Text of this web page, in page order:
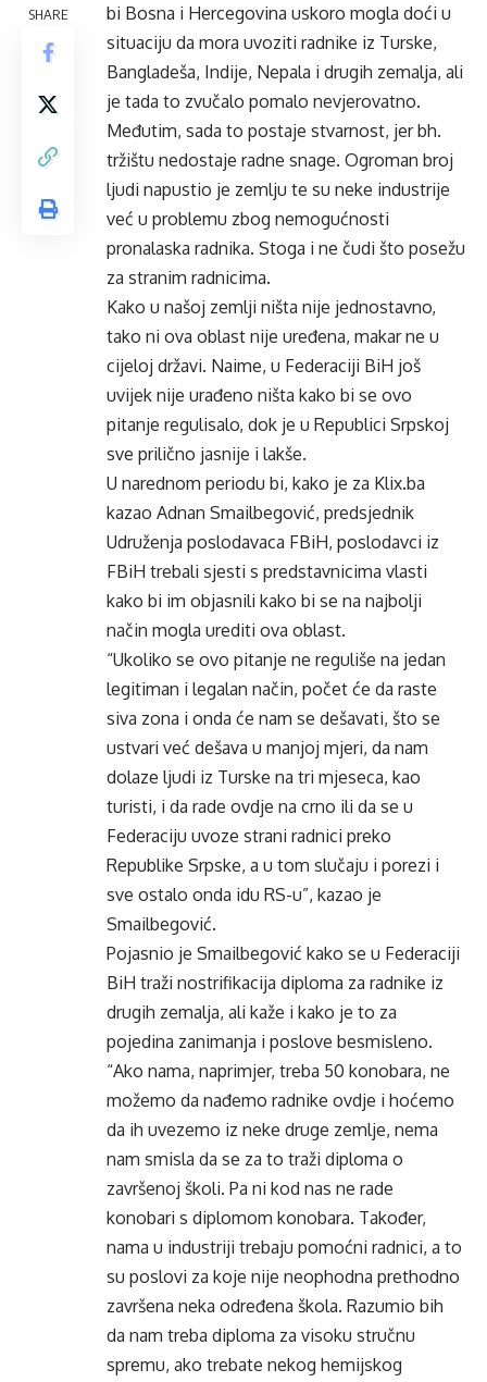
SHARE
bi Bosna i Hercegovina uskoro mogla doći u
situaciju da mora uvoziti radnike iz Turske,
Bangladeša, Indije, Nepala i drugih zemalja, ali
je tada to zvučalo pomalo nevjerovatno.
Međutim, sada to postaje stvarnost, jer bh.
tržištu nedostaje radne snage. Ogroman broj
ljudi napustio je zemlju te su neke industrije
već u problemu zbog nemogućnosti
pronalaska radnika. Stoga i ne čudi što posežu
za stranim radnicima.
Kako u našoj zemlji ništa nije jednostavno,
tako ni ova oblast nije uređena, makar ne u
cijeloj državi. Naime, u Federaciji BiH još
uvijek nije urađeno ništa kako bi se ovo
pitanje regulisalo, dok je u Republici Srpskoj
sve prilično jasnije i lakše.
U narednom periodu bi, kako je za Klix.ba
kazao Adnan Smailbegović, predsjednik
Udruženja poslodavaca FBiH, poslodavci iz
FBiH trebali sjesti s predstavnicima vlasti
kako bi im objasnili kako bi se na najbolji
način mogla urediti ova oblast.
“Ukoliko se ovo pitanje ne reguliše na jedan
legitiman i legalan način, počet će da raste
siva zona i onda će nam se dešavati, što se
ustvari već dešava u manjoj mjeri, da nam
dolaze ljudi iz Turske na tri mjeseca, kao
turisti, i da rade ovdje na crno ili da se u
Federaciju uvoze strani radnici preko
Republike Srpske, a u tom slučaju i porezi i
sve ostalo onda idu RS-u”, kazao je
Smailbegović.
Pojasnio je Smailbegović kako se u Federaciji
BiH traži nostrifikacija diploma za radnike iz
drugih zemalja, ali kaže i kako je to za
pojedina zanimanja i poslove besmisleno.
“Ako nama, naprimjer, treba 50 konobara, ne
možemo da nađemo radnike ovdje i hoćemo
da ih uvezemo iz neke druge zemlje, nema
nam smisla da se za to traži diploma o
završenoj školi. Pa ni kod nas ne rade
konobari s diplomom konobara. Također,
nama u industriji trebaju pomoćni radnici, a to
su poslovi za koje nije neophodna prethodno
završena neka određena škola. Razumio bih
da nam treba diploma za visoku stručnu
spremu, ako trebate nekog hemijskog